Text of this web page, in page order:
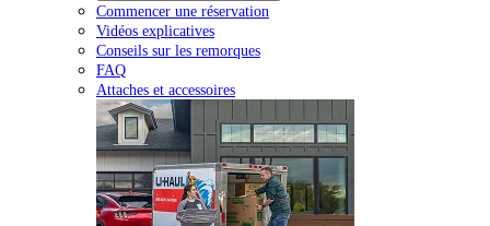
Commencer une réservation
Vidéos explicatives
Conseils sur les remorques
FAQ
Attaches et accessoires